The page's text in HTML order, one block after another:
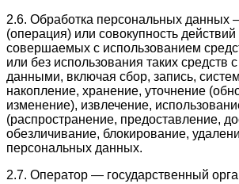
2.6. Обработка персональных данных
(операция) или совокупность
совершаемых с использованием
или без использования таких средств
данными, включая сбор, запись,
накопление, хранение, уточнение
изменение), извлечение,
(распространение, предоставление,
обезличивание, блокирование,
персональных данных.
2.7. Оператор — государственный